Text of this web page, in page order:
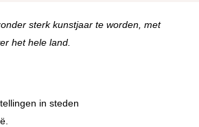
sterk kunstjaar te worden, met
het hele land.
in steden